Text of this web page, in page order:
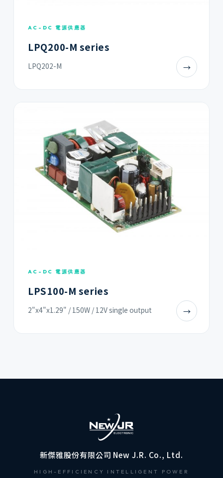
AC-DC 電源供應器
LPQ200-M series
LPQ202-M →
AC-DC 電源供應器
LPS100-M series
2"x4"x1.29" / 150W / 12V single output →
新傑雅股份有限公司 New J.R. Co., Ltd.
HIGH-EFFICIENCY INTELLIGENT POWER